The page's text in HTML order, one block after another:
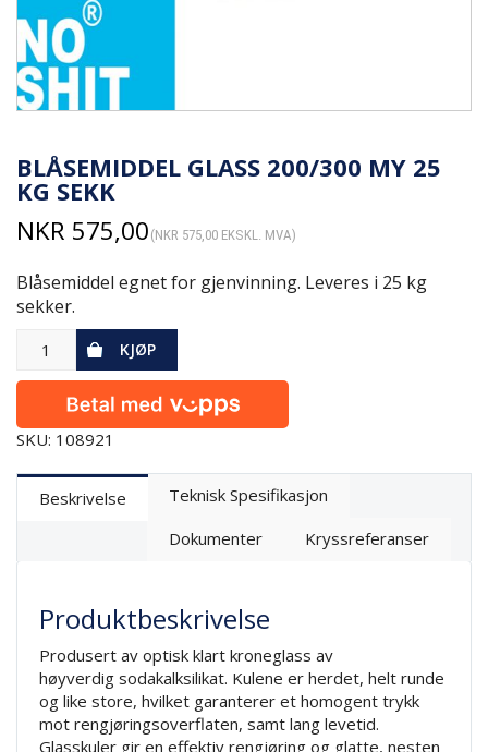
BLÅSEMIDDEL GLASS 200/300 MY 25
KG SEKK
NKR 575,00 (NKR 575,00 EKSKL. MVA)
Blåsemiddel egnet for gjenvinning. Leveres i 25 kg
sekker.
KJØP
SKU: 108921
Beskrivelse
Teknisk Spesifikasjon
Dokumenter
Kryssreferanser
Produktbeskrivelse
Produsert av optisk klart kroneglass av
høyverdig sodakalksilikat. Kulene er herdet, helt runde
og like store, hvilket garanterer et homogent trykk
mot rengjøringsoverflaten, samt lang levetid.
Glasskuler gir en effektiv rengjøring og glatte, nesten